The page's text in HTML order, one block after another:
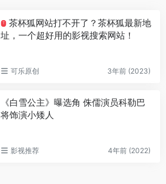
T
茶杯狐网站打不开了？茶杯狐最新地
址，一个超好用的影视搜索网站！
可乐原创 3年前 (2023)
《白雪公主》曝选角 侏儒演员科勒巴
将饰演小矮人
影视推荐 4年前 (2022)